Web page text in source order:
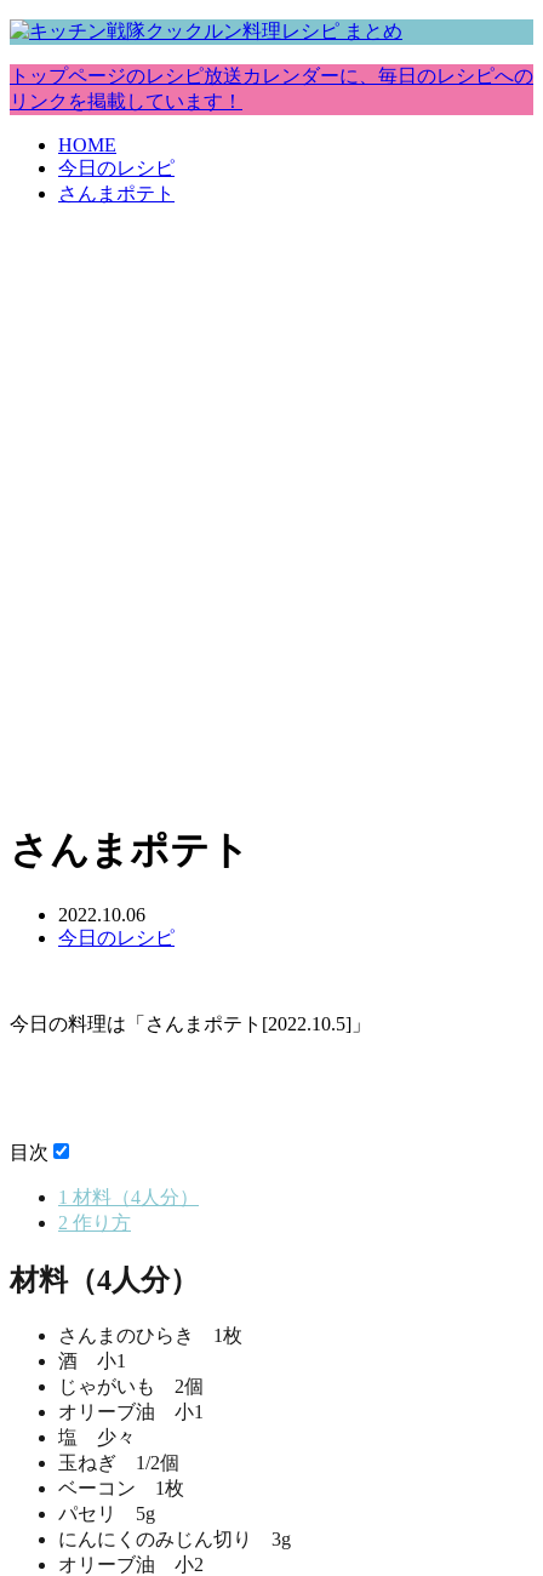
トップページのレシピ放送カレンダーに、毎日のレシピへの
リンクを掲載しています！
HOME
今日のレシピ
さんまポテト
さんまポテト
2022.10.06
今日のレシピ
今日の料理は「さんまポテト[2022.10.5]」
目次
1 材料（4人分）
2 作り方
材料（4人分）
さんまのひらき 1枚
酒 小1
じゃがいも 2個
オリーブ油 小1
塩 少々
玉ねぎ 1/2個
ベーコン 1枚
パセリ 5g
にんにくのみじん切り 3g
オリーブ油 小2